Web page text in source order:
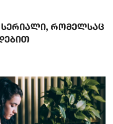
სერიალი, რომელსაც